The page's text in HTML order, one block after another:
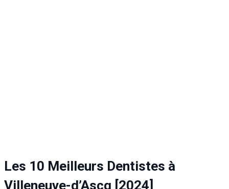
Les 10 Meilleurs Dentistes à
Villeneuve-d’Ascq [2024]
de la façon
dont le site
Web est